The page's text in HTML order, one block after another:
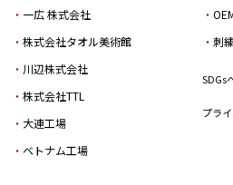
一広 株式会社
株式会社タオル美術館
川辺株式会社
株式会社TTL
大連工場
ベトナム工場
刺
SDGs
プラ